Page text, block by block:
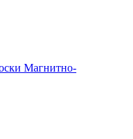
Магнитно-